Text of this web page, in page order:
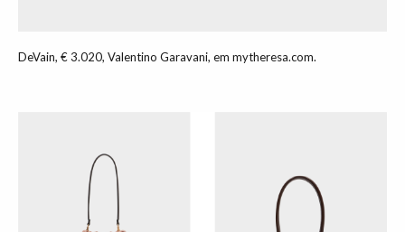
DeVain, € 3.020, Valentino Garavani, em mytheresa.com.